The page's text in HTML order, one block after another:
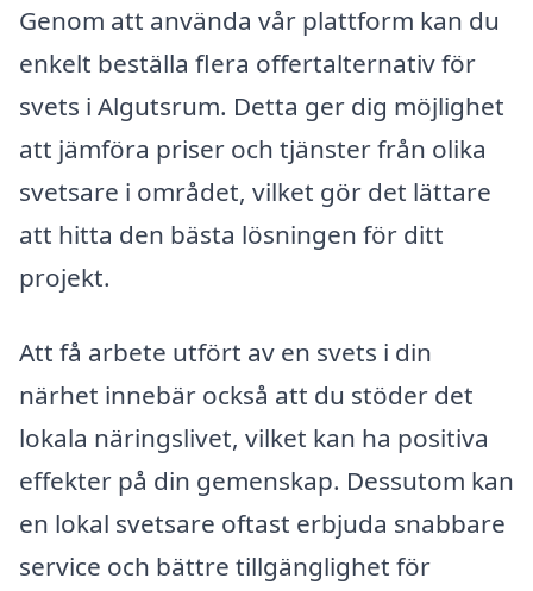
Genom att använda vår plattform kan du
enkelt beställa flera offertalternativ för
svets i Algutsrum. Detta ger dig möjlighet
att jämföra priser och tjänster från olika
svetsare i området, vilket gör det lättare
att hitta den bästa lösningen för ditt
projekt.
Att få arbete utfört av en svets i din
närhet innebär också att du stöder det
lokala näringslivet, vilket kan ha positiva
effekter på din gemenskap. Dessutom kan
en lokal svetsare oftast erbjuda snabbare
service och bättre tillgänglighet för